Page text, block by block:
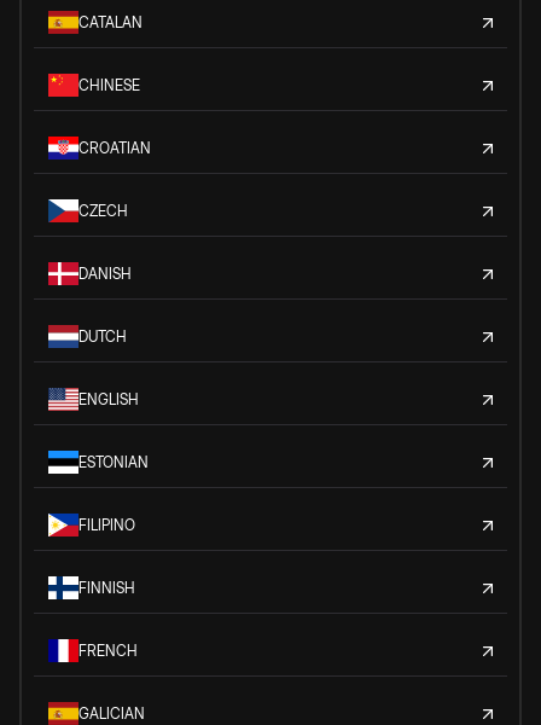
CATALAN
CHINESE
CROATIAN
CZECH
DANISH
DUTCH
ENGLISH
ESTONIAN
FILIPINO
FINNISH
FRENCH
GALICIAN